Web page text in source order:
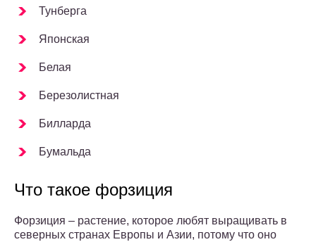
Тунберга
Японская
Белая
Березолистная
Билларда
Бумальда
Что такое форзиция
Форзиция – растение, которое любят выращивать в
северных странах Европы и Азии, потому что оно